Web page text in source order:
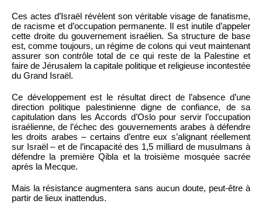
Ces actes d’Israël révèlent son véritable visage de fanatisme,
de racisme et d’occupation permanente. Il est inutile d’appeler
cette droite du gouvernement israélien. Sa structure de base
est, comme toujours, un régime de colons qui veut maintenant
assurer son contrôle total de ce qui reste de la Palestine et
faire de Jérusalem la capitale politique et religieuse incontestée
du Grand Israël.
Ce développement est le résultat direct de l’absence d’une
direction politique palestinienne digne de confiance, de sa
capitulation dans les Accords d’Oslo pour servir l’occupation
israélienne, de l’échec des gouvernements arabes à défendre
les droits arabes – certains d’entre eux s’alignant réellement
sur Israël – et de l’incapacité des 1,5 milliard de musulmans à
défendre la première Qibla et la troisième mosquée sacrée
après la Mecque.
Mais la résistance augmentera sans aucun doute, peut-être à
partir de lieux inattendus.